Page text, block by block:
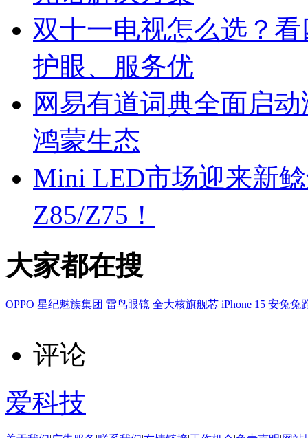
双十一电视怎么选？
护眼、服务优
网易有道词典全面启
鸿蒙生态
Mini LED市场迎来新
Z85/Z75！
大家都在搜
OPPO 星纪魅族集团 雷鸟眼镜 全大核旗舰芯 iPhone 15 安兔兔
评论
爱科技